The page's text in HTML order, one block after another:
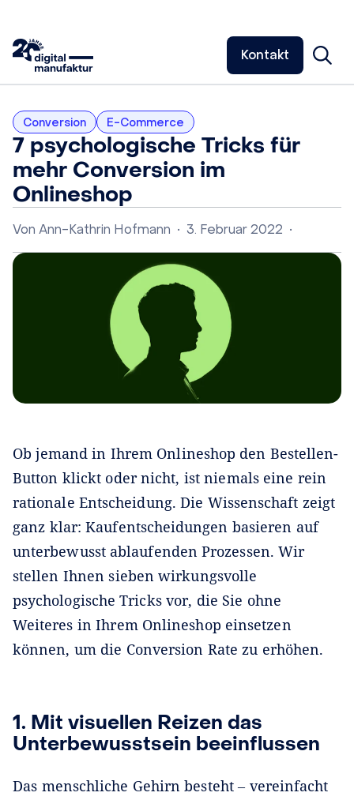
Kontakt
Conversion E-Commerce
7 psychologische Tricks für
mehr Conversion im
Onlineshop
Von Ann-Kathrin Hofmann • 3. Februar 2022 •
Ob jemand in Ihrem Onlineshop den Bestellen-
Button klickt oder nicht, ist niemals eine rein
rationale Entscheidung. Die Wissenschaft zeigt
ganz klar: Kaufentscheidungen basieren auf
unterbewusst ablaufenden Prozessen. Wir
stellen Ihnen sieben wirkungsvolle
psychologische Tricks vor, die Sie ohne
Weiteres in Ihrem Onlineshop einsetzen
können, um die Conversion Rate zu erhöhen.
1. Mit visuellen Reizen das
Unterbewusstsein beeinflussen
Das menschliche Gehirn besteht ‒ vereinfacht